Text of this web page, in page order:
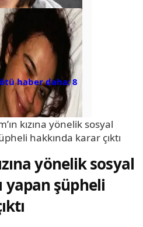
haber daha: 8
kızına yönelik sosyal
hakkında karar çıktı
yönelik sosyal
yapan şüpheli